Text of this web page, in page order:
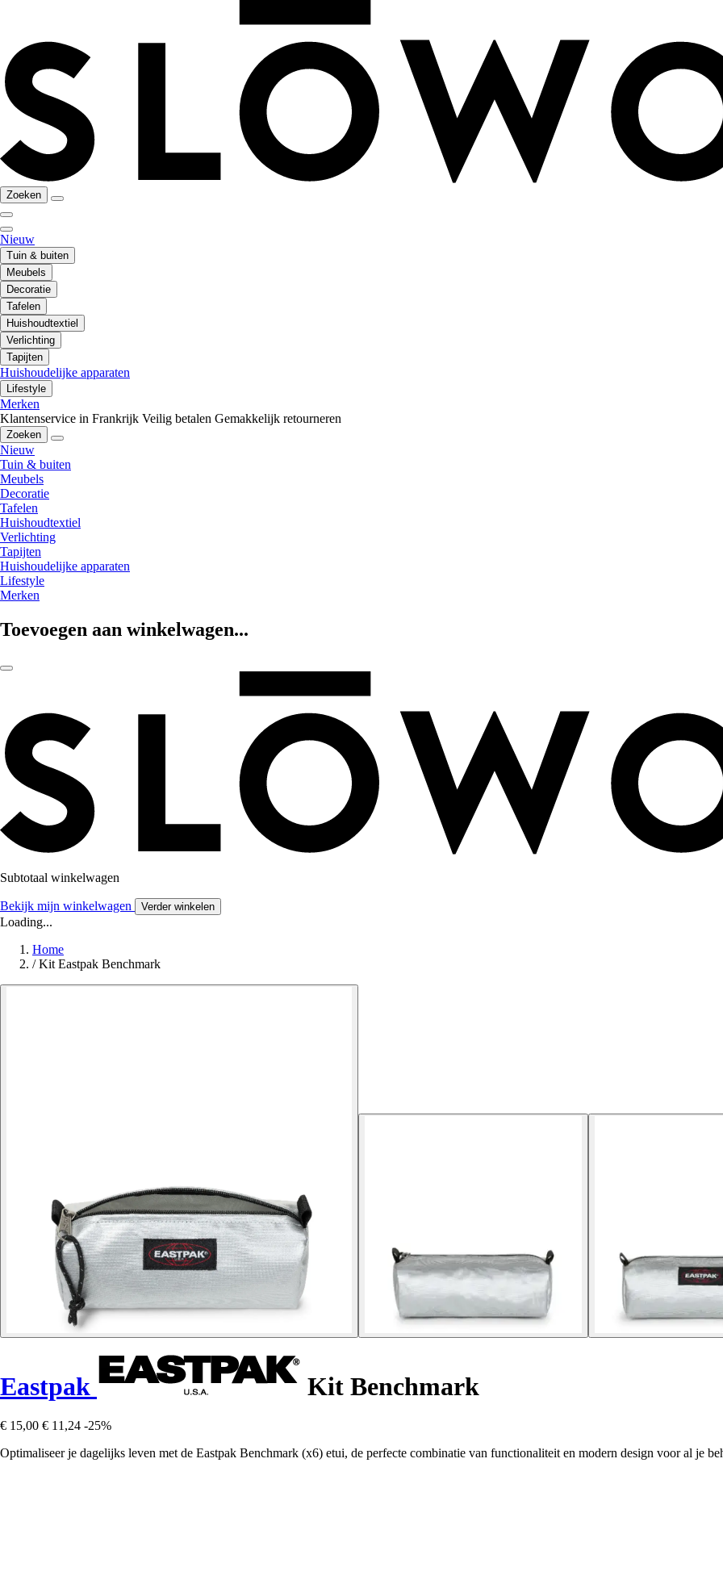
Zoeken
Nieuw
Tuin & buiten
Meubels
Decoratie
Tafelen
Huishoudtextiel
Verlichting
Tapijten
Huishoudelijke apparaten
Lifestyle
Merken
Klantenservice in Frankrijk Veilig betalen Gemakkelijk retourneren
Zoeken
Nieuw
Tuin & buiten
Meubels
Decoratie
Tafelen
Huishoudtextiel
Verlichting
Tapijten
Huishoudelijke apparaten
Lifestyle
Merken
Toevoegen aan winkelwagen...
Subtotaal winkelwagen
Bekijk mijn winkelwagen Verder winkelen
Loading...
Home
/ Kit Eastpak Benchmark
Eastpak Kit Benchmark
€ 15,00 € 11,24 -25%
Optimaliseer je dagelijks leven met de Eastpak Benchmark (x6) etui, de perfecte combinatie van functionaliteit en modern design voor al je